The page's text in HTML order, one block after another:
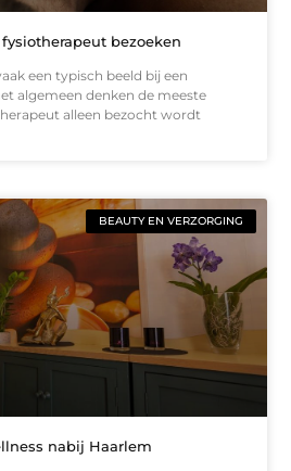
bezoeken
een typisch beeld bij een
algemeen denken de meeste
alleen bezocht wordt
BEAUTY EN VERZORGING
nabij Haarlem